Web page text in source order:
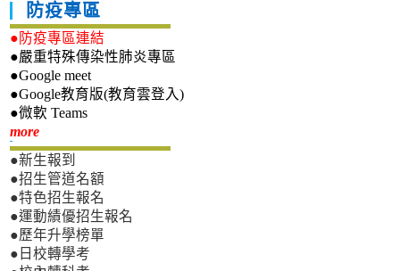
防疫專區
●防疫專區連結
●嚴重特殊傳染性肺炎專區
●Google meet
●Google教育版(教育雲登入)
●微軟 Teams
more新生專區
●新生報到
●招生管道名額
●特色招生報名
●運動績優招生報名
●歷年升學榜單
●日校轉學考